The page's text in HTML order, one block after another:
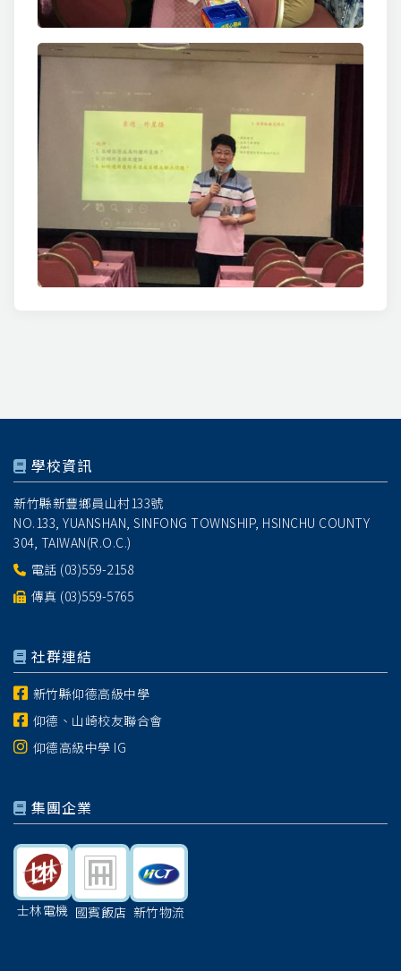
學校資訊
新竹縣新豐鄉員山村133號
NO.133, YUANSHAN, SINFONG TOWNSHIP, HSINCHU COUNTY
304, TAIWAN(R.O.C.)
電話 (03)559-2158
傳真 (03)559-5765
社群連結
新竹縣仰德高級中學
仰德、山崎校友聯合會
仰德高級中學 IG
集團企業
士林電機 國賓飯店 新竹物流